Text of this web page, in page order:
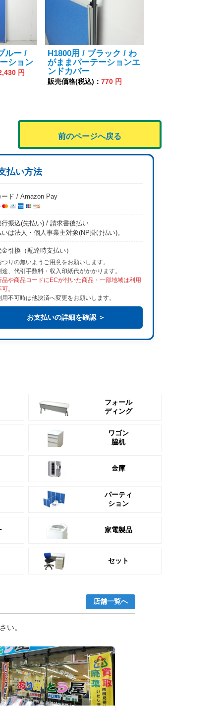
ルー /
ション
円
H1800用 / ブラック / わ
がままパーテーションエ
ンドカバー
販売価格(税込)： 770 円
前のページへ戻る
払い方法
ード / Amazon Pay
行振込(先払い) / 請求書後払い
は法人・個人事業主対象(NP掛け払い)。
引換（配達時支払い）
つりの無いようご用意をお願いします。
途、代引手数料・収入印紙代がかかります。
品や商品コードにECが付いた商品・一部地域は利用
。
用不可時は他決済へ変更をお願いします。
お支払いの詳細を確認 ＞
フォール
ディング
ワゴン
脇机
金庫
パーティ
ション
家電製品
セット
店舗一覧へ
い。